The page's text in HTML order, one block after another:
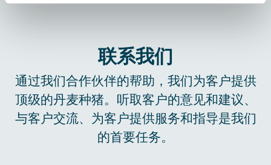
联系我们
通过我们合作伙伴的帮助，我们为客户提供
顶级的丹麦种猪。听取客户的意见和建议、
与客户交流、为客户提供服务和指导是我们
的首要任务。